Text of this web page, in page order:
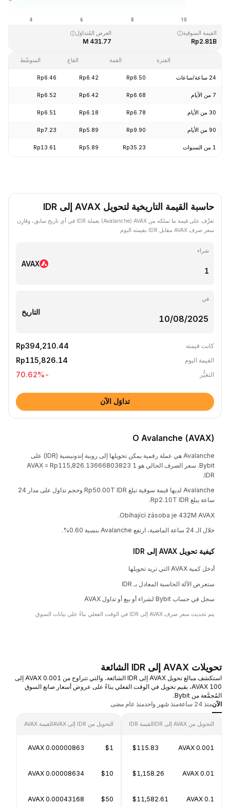
القيمة السوقية
Rp2.81B
العرض المُتداوَل
431.77 M
الفترة القمة القاع المتوسِّط
24 ساعة/ساعات Rp6.50
Rp6.42
Rp6.46
7 من الأيام Rp6.68
Rp6.42
Rp6.52
30 من الأيام Rp6.78
Rp6.18
Rp6.51
90 من الأيام Rp9.90
Rp5.89
Rp7.23
1 من السنوات Rp35.23
Rp5.89
Rp13.61
حاسبة القيمة التاريخية لتحويل AVAX إلى IDR
تعرَّف على قيمة ما تملكه من AVAX ‏(Avalanche) بعملة IDR في أي تاريخ سابق، وقارِن
سعر صرف AVAX مقابل IDR بقيمته اليوم.
شراء
AVAX
في
التاريخ
كانت قيمته Rp394,210.44
القيمة اليوم Rp115,826.14
التغيُّر -70.62
%
تداوَل الآن
O Avalanche (AVAX)
Avalanche هي عملة رقمية يمكن تحويلها إلى روبية إندونيسية (IDR) على
Bybit. سعر الصرف الحالي هو 1 AVAX = Rp115,826.13666803823
IDR.
Avalanche لديها قيمة سوقية تبلغ Rp50.00T IDR وحجم تداول على مدار 24
ساعة يبلغ Rp2.10T IDR.
Obíhající zásoba je 432M AVAX.
خلال الـ 24 ساعة الماضية، ارتفع Avalanche بنسبة 0.60%.
كيفية تحويل AVAX إلى IDR
أدخل كمية AVAX التي تريد تحويلها
ستعرض الآلة الحاسبة المعادل بـ IDR
سجل في حساب Bybit لشراء أو بيع أو تداول AVAX
يتم تحديث سعر صرف AVAX إلى IDR في الوقت الفعلي بناءً على بيانات السوق.
تحويلات AVAX إلى IDR الشائعة
استكشف مبالغ تحويل AVAX إلى IDR الشائعة، والتي تتراوح من 0.001 AVAX إلى
100 AVAX، بقيم تحويل في الوقت الفعلي بناءً على عروض أسعار صانع السوق
المُجمَّعة من Bybit.
الآنمنذ 24 ساعة منذ شهر واحدمنذ عام مضى
التحويل من AVAX إلى IDR القيمة IDR
0.001 AVAX
$115.83
0.01 AVAX
$1,158.26
0.1 AVAX
$11,582.61
التحويل من IDR إلى AVAX القيمة AVAX
$1
0.00000863 AVAX
$10
0.00008634 AVAX
$50
0.00043168 AVAX